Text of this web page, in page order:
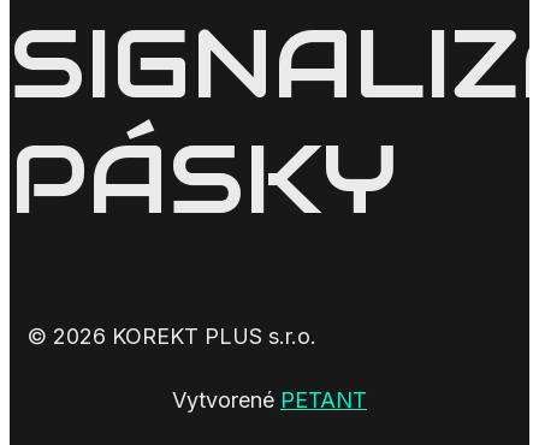
PÁSKY
© 2026 KOREKT PLUS s.r.o.
Vytvorené PETANT